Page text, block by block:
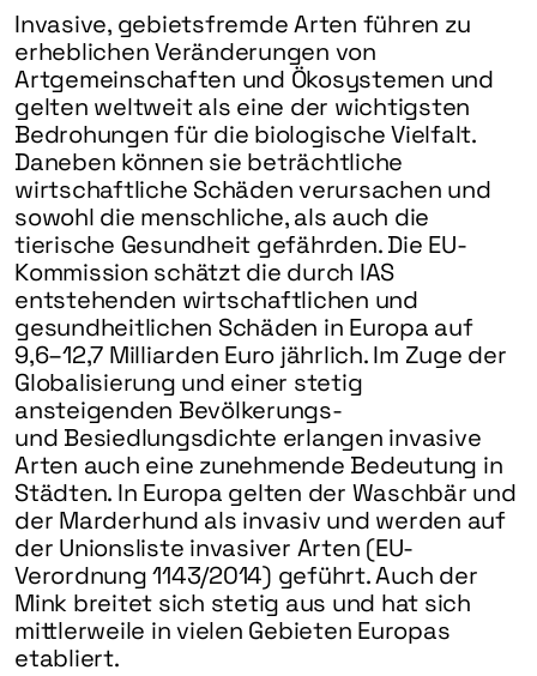
Invasive, gebietsfremde Arten führen zu
erheblichen Veränderungen von
Artgemeinschaften und Ökosystemen und
gelten weltweit als eine der wichtigsten
Bedrohungen für die biologische Vielfalt.
Daneben können sie beträchtliche
wirtschaftliche Schäden verursachen und
sowohl die menschliche, als auch die
tierische Gesundheit gefährden. Die EU-
Kommission schätzt die durch IAS
entstehenden wirtschaftlichen und
gesundheitlichen Schäden in Europa auf
9,6–12,7 Milliarden Euro jährlich. Im Zuge der
Globalisierung und einer stetig
ansteigenden Bevölkerungs-
und Besiedlungsdichte erlangen invasive
Arten auch eine zunehmende Bedeutung in
Städten. In Europa gelten der Waschbär und
der Marderhund als invasiv und werden auf
der Unionsliste invasiver Arten (EU-
Verordnung 1143/2014) geführt. Auch der
Mink breitet sich stetig aus und hat sich
mittlerweile in vielen Gebieten Europas
etabliert.